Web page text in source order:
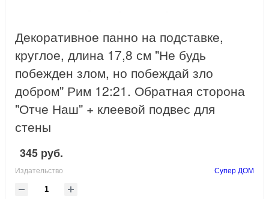
Декоративное панно на подставке,
круглое, длина 17,8 см "Не будь
побежден злом, но побеждай зло
добром" Рим 12:21. Обратная сторона
"Отче Наш" + клеевой подвес для
стены
345 руб.
Издательство Супер ДОМ